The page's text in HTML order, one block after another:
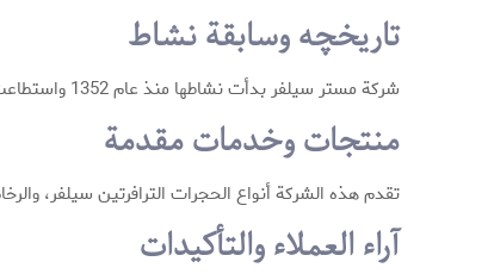
تاريخچه وسابقة نشاط
شركة مستر سيلفر بدأت نشاطها منذ عام 1352 واستطاعت بسرعة تثبيت مكانتها في صناعة الحجر بالبلد بهدف تقديم منتجات ذات جودة عالية.
منتجات وخدمات مقدمة
تقدم هذه الشركة أنواع الحجرات الترافرتين سيلفر،
آراء العملاء والتأكيدات